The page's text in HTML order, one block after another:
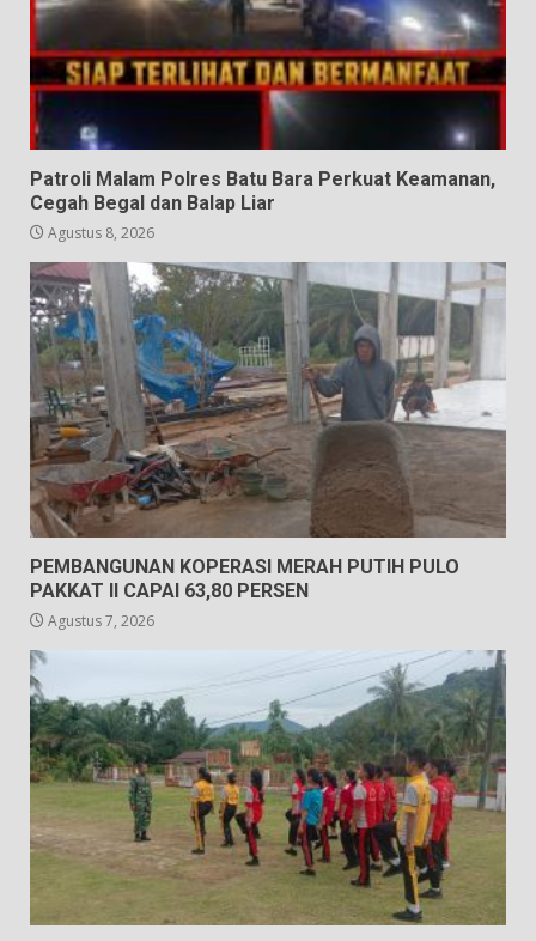
Patroli Malam Polres Batu Bara Perkuat Keamanan,
Cegah Begal dan Balap Liar
Agustus 8, 2026
PEMBANGUNAN KOPERASI MERAH PUTIH PULO
PAKKAT II CAPAI 63,80 PERSEN
Agustus 7, 2026